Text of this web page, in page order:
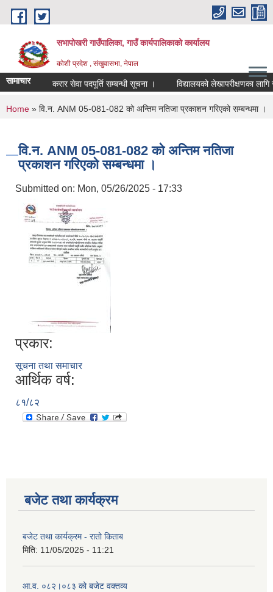
Skip to main content
सभापोखरी गाउँपालिका, गाउँ कार्यपालिकाको कार्यालय
कोशी प्रदेश , संखुवासभा, नेपाल
सामाचार करार सेवा पदपूर्ति सम्बन्धी सूचना ।
You are here
Home » वि.न. ANM 05-081-082 को अन्तिम नतिजा प्रकाशन गरिएको सम्बन्धमा ।
वि.न. ANM 05-081-082 को अन्तिम नतिजा
प्रकाशन गरिएको सम्बन्धमा ।
Submitted on: Mon, 05/26/2025 - 17:33
प्रकार:
सूचना तथा समाचार
आर्थिक वर्ष:
८१/८२
बजेट तथा कार्यक्रम
बजेट तथा कार्यक्रम - रातो किताब
मिति: 11/05/2025 - 11:21
आ.व. ०८२।०८३ को बजेट वक्तव्य